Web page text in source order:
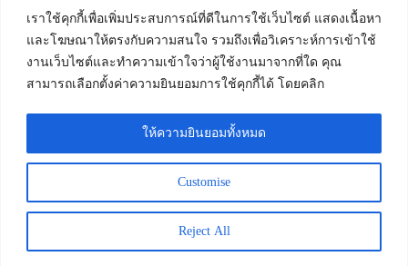
เราใช้คุกกี้เพื่อเพิ่มประสบการณ์ที่ดีในการใช้เว็บไซต์ แสดงเนื้อหา
และโฆษณาให้ตรงกับความสนใจ รวมถึงเพื่อวิเคราะห์การเข้าใช้
งานเว็บไซต์และทำความเข้าใจว่าผู้ใช้งานมาจากที่ใด คุณ
สามารถเลือกตั้งค่าความยินยอมการใช้คุกกี้ได้ โดยคลิก
Customise
Reject All
ให้ความยินยอมทั้งหมด
ติดต่อเรา
บริษัท เน็ทฟิวชั่น คอมมิวนิเคชั่น จำกัด 420/94 ถนน
นัมเบอร์วัน-ราม 2 แขวงดอกไม้, เขตประเวศ
กรุงเทพมหานคร 10250
โทรศัพท์ :084-553-4055,086-309-5259,
Copyright © 2026 - Netfusion Communication Co., Ltd. All